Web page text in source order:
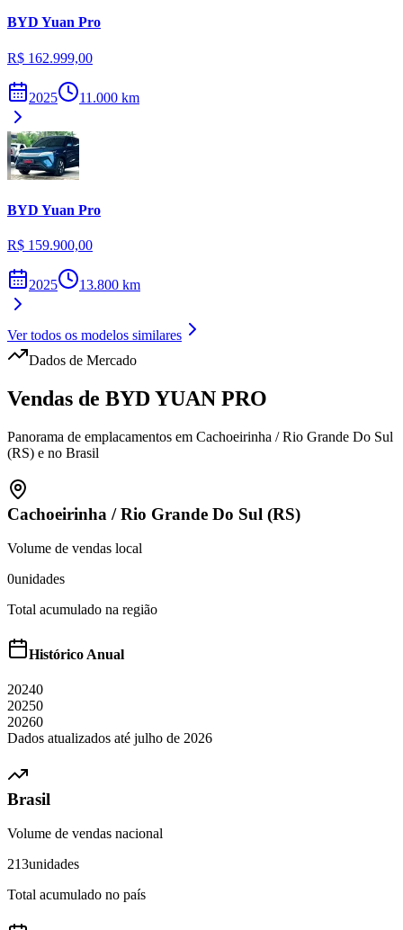
BYD Yuan Pro
R$ 162.999,00
2025 11.000 km
BYD Yuan Pro
R$ 159.900,00
2025 13.800 km
Ver todos os modelos similares
Dados de Mercado
Vendas de BYDYUAN PRO
Panorama de emplacamentos em Cachoeirinha / Rio Grande Do Sul
(RS) e no Brasil
Cachoeirinha /Rio Grande Do Sul (RS)
Volume de vendas local
0unidades
Total acumulado na região
Histórico Anual
20240
20250
20260
Dados atualizados até julho de 2026
Brasil
Volume de vendas nacional
213unidades
Total acumulado no país